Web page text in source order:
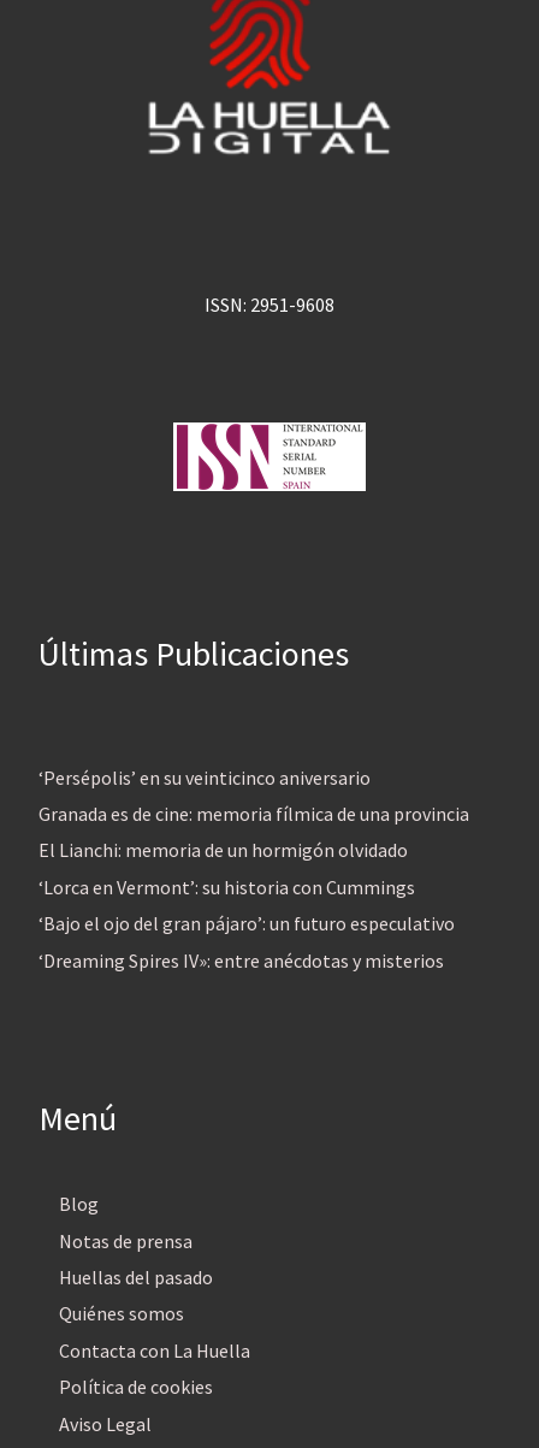
ISSN: 2951-9608
Últimas Publicaciones
‘Persépolis’ en su veinticinco aniversario
Granada es de cine: memoria fílmica de una provincia
El Lianchi: memoria de un hormigón olvidado
‘Lorca en Vermont’: su historia con Cummings
‘Bajo el ojo del gran pájaro’: un futuro especulativo
‘Dreaming Spires IV»: entre anécdotas y misterios
Menú
Blog
Notas de prensa
Huellas del pasado
Quiénes somos
Contacta con La Huella
Política de cookies
Aviso Legal